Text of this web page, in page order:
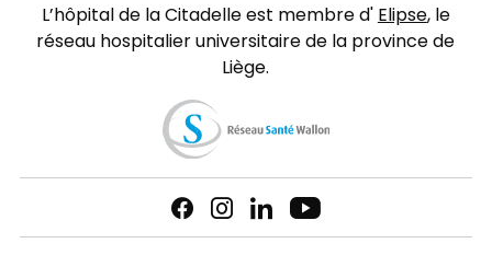
L’hôpital de la Citadelle est membre d'Elipse, le
réseau hospitalier universitaire de la province de
Liège.